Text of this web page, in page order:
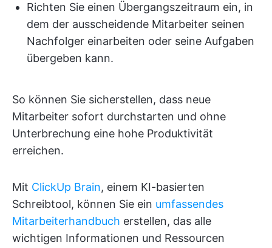
Richten Sie einen Übergangszeitraum ein, in
dem der ausscheidende Mitarbeiter seinen
Nachfolger einarbeiten oder seine Aufgaben
übergeben kann.
So können Sie sicherstellen, dass neue
Mitarbeiter sofort durchstarten und ohne
Unterbrechung eine hohe Produktivität
erreichen.
Mit ClickUp Brain, einem KI-basierten
Schreibtool, können Sie ein umfassendes
Mitarbeiterhandbuch erstellen, das alle
wichtigen Informationen und Ressourcen